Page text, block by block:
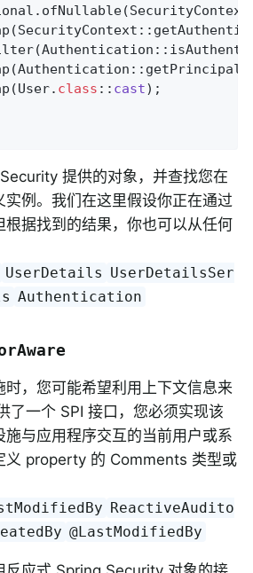
. class :: cast) ;
提供的对象，并查找您在
实例。我们在这里假设你正在通过
根据找到的结果，你也可以从任何
UserDetails UserDetailsSer
Authentication
，您可能希望利用上下文信息来
了一个 SPI 接口，您必须实现该
与应用程序交互的当前用户或系
义 property 的 Comments 类型或
ReactiveAudito
@LastModifiedBy